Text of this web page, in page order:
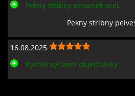
Pekny stribny peivesek orel.
Pekny stribny
16.08.2025
Rychle vyřízení objednávky